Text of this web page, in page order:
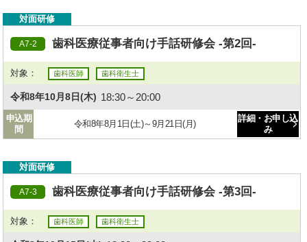
対面研修
A7-2 歯科医療従事者向け手話研修会 -第2回-
対象： 歯科医師 歯科衛生士
令和8年10月8日(木) 18:30～20:00
申込期
間
令和8年8月1日(土)～9月21日(月)
詳細・お申し込
み
対面研修
A7-3 歯科医療従事者向け手話研修会 -第3回-
対象： 歯科医師 歯科衛生士